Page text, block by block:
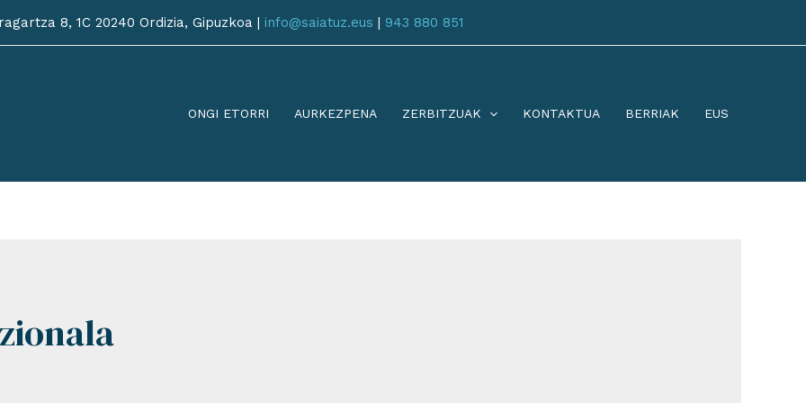
8, 1C 20240 Ordizia, Gipuzkoa | info@saiatuz.eus | 943 880 851
ONGI ETORRI AURKEZPENA ZERBITZUAK KONTAKTUA BERRIAK EUS